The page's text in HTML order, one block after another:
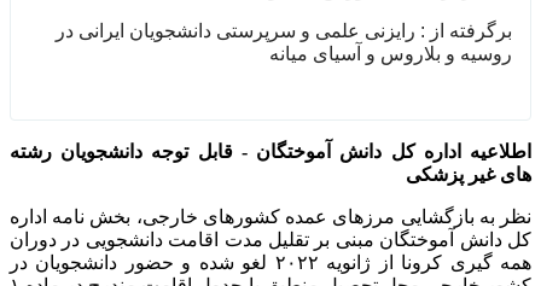
برگرفته از : رایزنی علمی و سرپرستی دانشجویان ایرانی در
روسیه و بلاروس و آسیای میانه
اطلاعیه اداره کل دانش آموختگان - قابل توجه دانشجویان رشته
های غیر پزشکی
نظر به بازگشایی مرزهای عمده کشورهای خارجی، بخش نامه اداره
کل دانش آموختگان مبنی بر تقلیل مدت اقامت دانشجویی در دوران
همه گیری کرونا از ژانویه ۲۰۲۲ لغو شده و حضور دانشجویان در